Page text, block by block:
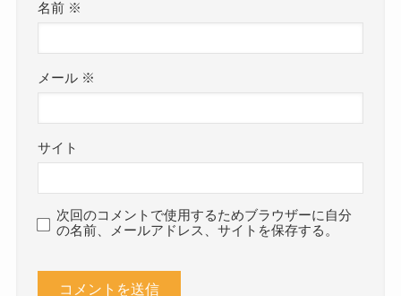
名前 ※
メール ※
サイト
次回のコメントで使用するためブラウザーに自分
の名前、メールアドレス、サイトを保存する。